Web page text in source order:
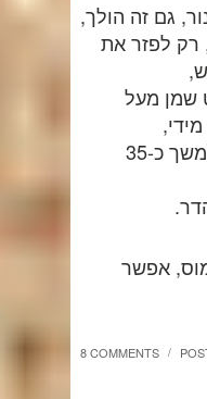
גם זה הולך,
רק לפזר את
שמן מעל
ולאפות על 180 מעלות למשך כ-35
אפשר
8 COMMENTS /